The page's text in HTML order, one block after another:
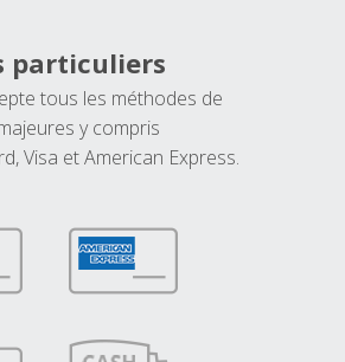
particuliers
tous les méthodes de
y compris
Visa et American Express.